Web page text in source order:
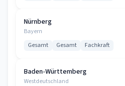
Nürnberg
Bayern
Gesamt Gesamt Fachkraft
Baden-Württemberg
Westdeutschland